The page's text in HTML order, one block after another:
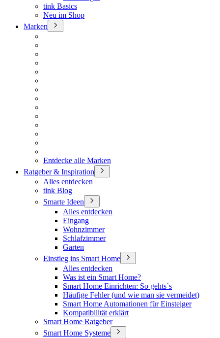
tink Basics
Neu im Shop
Marken
Entdecke alle Marken
Ratgeber & Inspiration
Alles entdecken
tink Blog
Smarte Ideen
Alles entdecken
Eingang
Wohnzimmer
Schlafzimmer
Garten
Einstieg ins Smart Home
Alles entdecken
Was ist ein Smart Home?
Smart Home Einrichten: So gehts`s
Häufige Fehler (und wie man sie vermeidet)
Smart Home Automationen für Einsteiger
Kompatibilität erklärt
Smart Home Ratgeber
Smart Home Systeme